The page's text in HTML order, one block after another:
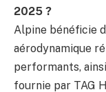
2025 ?
Alpine bénéficie
aérodynamique
performants,
fournie par TAG